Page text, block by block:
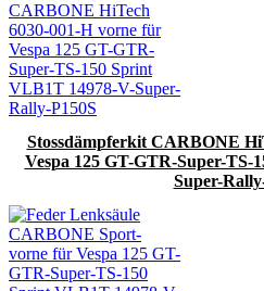
Stossdämpferkit CARBONE
Vespa 125 GT-GTR-Super-
Super-